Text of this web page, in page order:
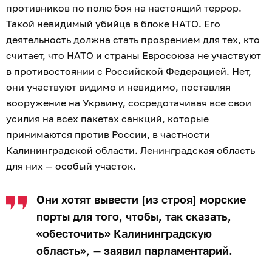
противников по полю боя на настоящий террор.
Такой невидимый убийца в блоке НАТО. Его
деятельность должна стать прозрением для тех, кто
считает, что НАТО и страны Евросоюза не участвуют
в противостоянии с Российской Федерацией. Нет,
они участвуют видимо и невидимо, поставляя
вооружение на Украину, сосредотачивая все свои
усилия на всех пакетах санкций, которые
принимаются против России, в частности
Калининградской области. Ленинградская область
для них — особый участок.
Они хотят вывести [из строя] морские
порты для того, чтобы, так сказать,
«обесточить» Калининградскую
область», — заявил парламентарий.